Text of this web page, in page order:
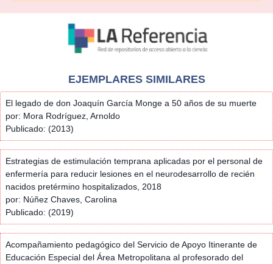
EJEMPLARES SIMILARES
El legado de don Joaquín García Monge a 50 años de su muerte
por: Mora Rodríguez, Arnoldo
Publicado: (2013)
Estrategias de estimulación temprana aplicadas por el personal de
enfermería para reducir lesiones en el neurodesarrollo de recién
nacidos pretérmino hospitalizados, 2018
por: Núñez Chaves, Carolina
Publicado: (2019)
Acompañamiento pedagógico del Servicio de Apoyo Itinerante de
Educación Especial del Área Metropolitana al profesorado del